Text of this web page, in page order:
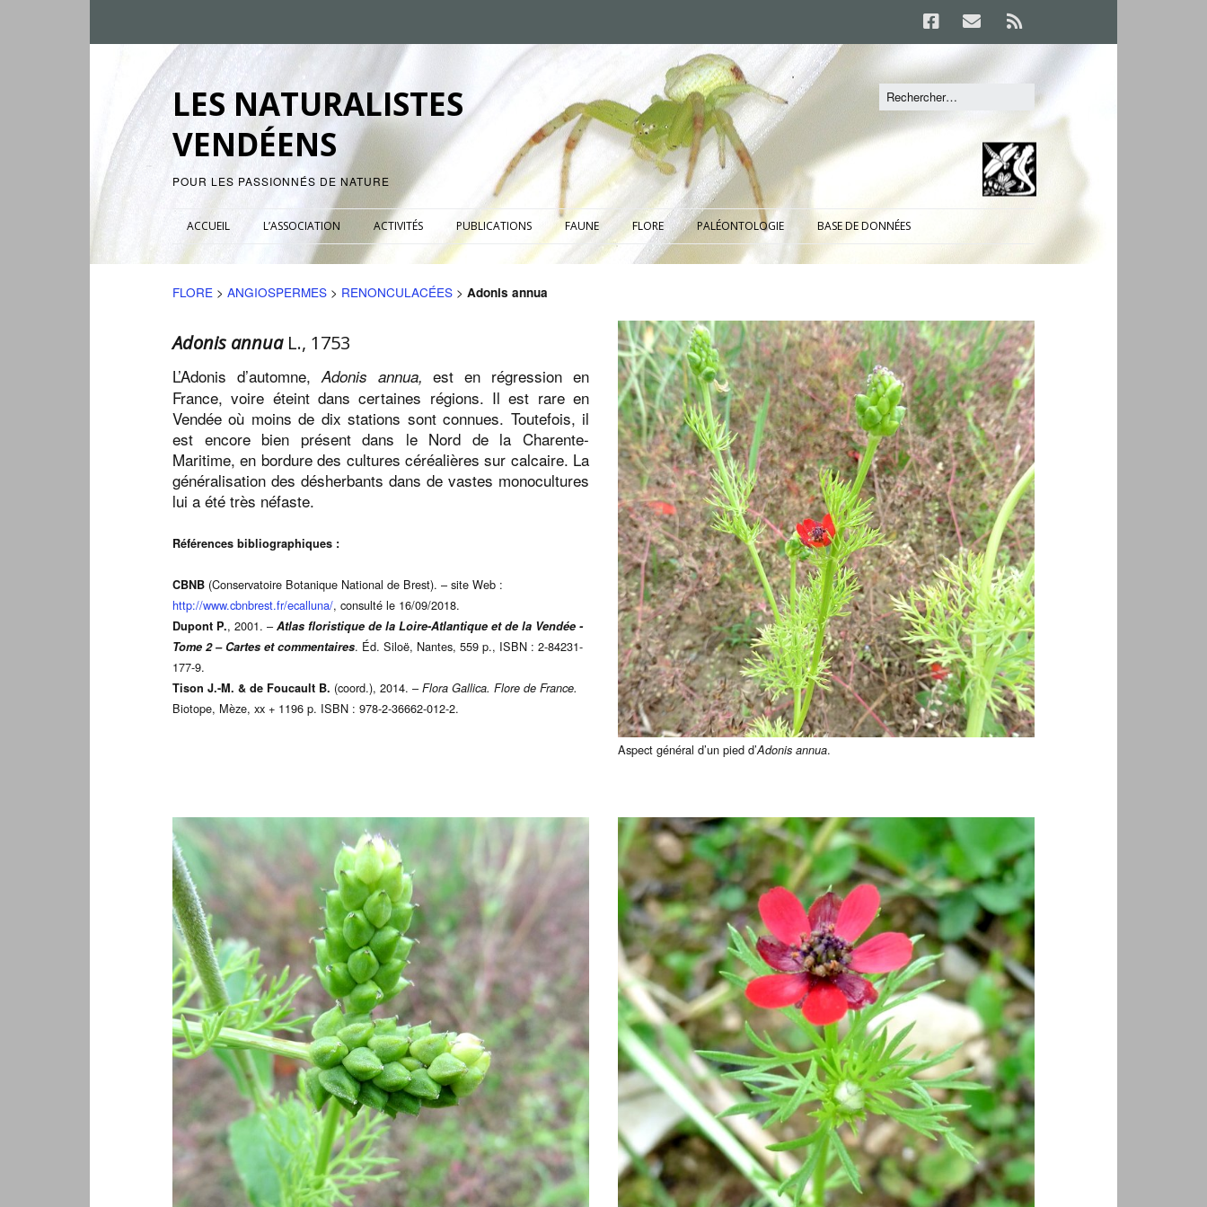
LES NATURALISTES
VENDÉENS
POUR LES PASSIONNÉS DE NATURE
ACCUEIL L’ASSOCIATION ACTIVITÉS PUBLICATIONS FAUNE FLORE PALÉONTOLOGIE BASE DE DONNÉES
FLORE > ANGIOSPERMES > RENONCULACÉES > Adonis annua
Adonis annua L., 1753
L’Adonis d’automne,Adonis annua,est en régression en
France, voire éteint dans certaines régions. Il est rare en
Vendée où moins de dix stations sont connues. Toutefois, il
est encore bien présent dans le Nord de la Charente-
Maritime, en bordure des cultures céréalières sur calcaire. La
généralisation des désherbants dans de vastes monocultures
lui a été très néfaste.
Références bibliographiques :
CBNB (Conservatoire Botanique National de Brest). – site Web :
http://www.cbnbrest.fr/ecalluna/, consulté le 16/09/2018.
Dupont P., 2001. – Atlas floristique de la Loire-Atlantique et de la Vendée -
Tome 2 – Cartes et commentaires. Éd. Siloë, Nantes, 559 p., ISBN : 2-84231-
177-9.
Tison J.-M. & de Foucault B. (coord.), 2014. – Flora Gallica. Flore de France.
Biotope, Mèze, xx + 1196 p. ISBN : 978-2-36662-012-2.
Aspect général d’un pied d’Adonis annua.